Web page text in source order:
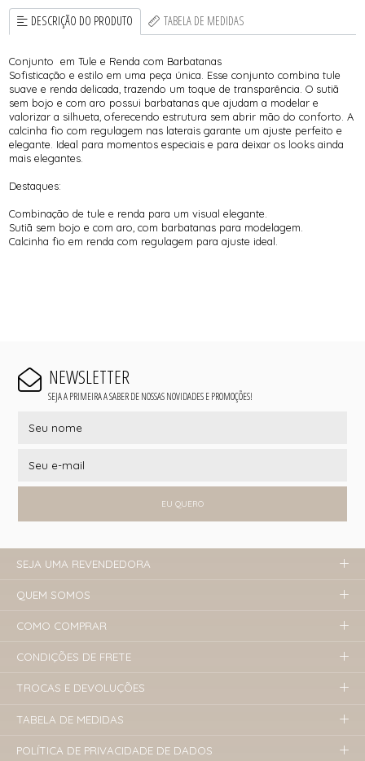
DESCRIÇÃO DO PRODUTO TABELA DE MEDIDAS
Conjunto em Tule e Renda com Barbatanas
Sofisticação e estilo em uma peça única. Esse conjunto combina tule
suave e renda delicada, trazendo um toque de transparência. O sutiã
sem bojo e com aro possui barbatanas que ajudam a modelar e
valorizar a silhueta, oferecendo estrutura sem abrir mão do conforto. A
calcinha fio com regulagem nas laterais garante um ajuste perfeito e
elegante. Ideal para momentos especiais e para deixar os looks ainda
mais elegantes.
Destaques:
Combinação de tule e renda para um visual elegante.
Sutiã sem bojo e com aro, com barbatanas para modelagem.
Calcinha fio em renda com regulagem para ajuste ideal.
NEWSLETTER
SEJA A PRIMEIRA A SABER DE NOSSAS NOVIDADES E PROMOÇÕES!
EU QUERO
SEJA UMA REVENDEDORA
QUEM SOMOS
COMO COMPRAR
CONDIÇÕES DE FRETE
TROCAS E DEVOLUÇÕES
TABELA DE MEDIDAS
POLÍTICA DE PRIVACIDADE DE DADOS